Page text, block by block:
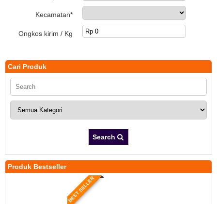
Kecamatan*
Ongkos kirim / Kg
Cari Produk
Search
Produk Bestseller
BEST SELLER